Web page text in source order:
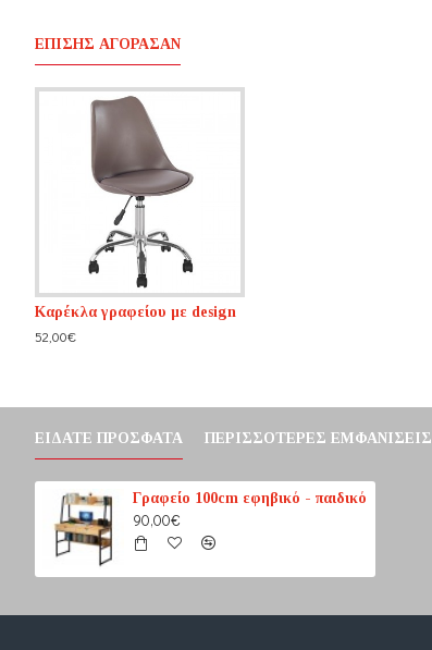
ΕΠΊΣΗΣ ΑΓΌΡΑΣΑΝ
Καρέκλα γραφείου με design
52,00€
Διώροφο κρεβάτι
630,00€
ΕΊΔΑΤΕ ΠΡΌΣΦΑΤΑ ΠΕΡΙΣΣΌΤΕΡΕΣ ΕΜΦΑΝΊΣΕΙΣ
Γραφείο 100cm εφηβικό - παιδικό
90,00€